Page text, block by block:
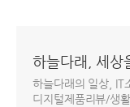
하늘다래, 세상
하늘다래의 일상, IT
디지털제품리뷰/생